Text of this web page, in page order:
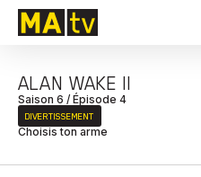
ALAN WAKE II
Saison 6 / Épisode 4
DIVERTISSEMENT
Choisis ton arme